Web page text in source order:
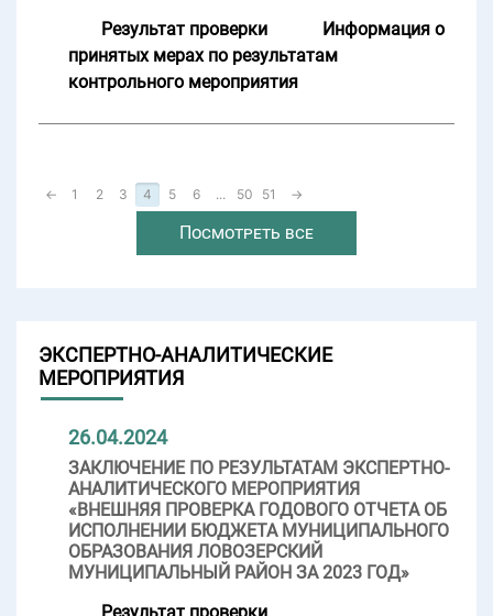
Результат проверки
Информация о
принятых мерах по результатам
контрольного мероприятия
← 1 2 3 4 5 6 ... 50 51 →
Посмотреть все
ЭКСПЕРТНО-АНАЛИТИЧЕСКИЕ
МЕРОПРИЯТИЯ
26.04.2024
ЗАКЛЮЧЕНИЕ ПО РЕЗУЛЬТАТАМ ЭКСПЕРТНО-
АНАЛИТИЧЕСКОГО МЕРОПРИЯТИЯ
«ВНЕШНЯЯ ПРОВЕРКА ГОДОВОГО ОТЧЕТА ОБ
ИСПОЛНЕНИИ БЮДЖЕТА МУНИЦИПАЛЬНОГО
ОБРАЗОВАНИЯ ЛОВОЗЕРСКИЙ
МУНИЦИПАЛЬНЫЙ РАЙОН ЗА 2023 ГОД»
Результат проверки